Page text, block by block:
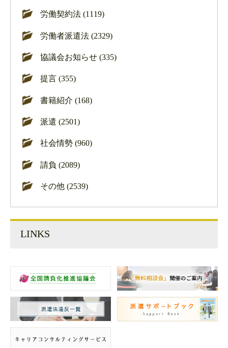
労働契約法 (1119)
労働者派遣法 (2329)
協議会お知らせ (335)
提言 (355)
書籍紹介 (168)
派遣 (2501)
社会情勢 (960)
請負 (2089)
その他 (2539)
LINKS